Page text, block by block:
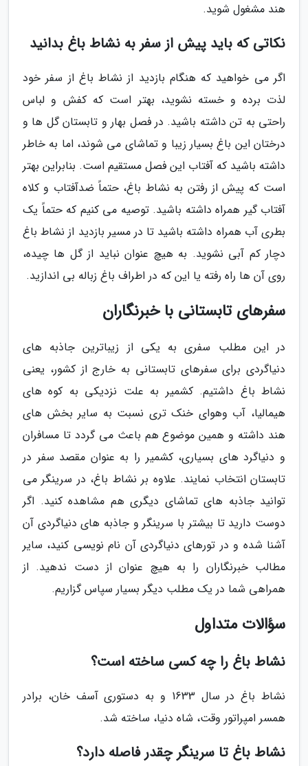
هند مشغول شوید.
نکاتی که باید پیش از سفر به نشاط باغ بدانید
اگر می خواهید که هنگام بازدید از نشاط باغ از سفر خود
لذت برده و خسته نشوید، بهتر است که کفش و لباس
راحتی به تن داشته باشید. در فصل بهار و تابستان گل ها و
درختان این باغ بسیار زیبا و تماشای می شوند، اما به خاطر
داشته باشید که آفتاب این فصل مستقیم است. بنابراین بهتر
است که پیش از رفتن به نشاط باغ، حتماً ضدآفتاب و کلاه
آفتاب گیر همراه داشته باشید. توصیه می کنیم که حتماً یک
بطری آب همراه داشته باشید تا در مسیر بازدید از نشاط باغ
دچار کم آبی نشوید. به هیچ عنوان نباید از گل ها چیده،
روی آن ها راه رفته یا این که در اطراف باغ زباله بی اندازید.
سفرهای تابستانی با خبرنگاران
در این مطلب سفری به یکی از زیباترین جاذبه های
دنیاگردی برای سفرهای تابستانی به خارج از کشور، یعنی
نشاط باغ داشتیم. کشمیر به علت نزدیکی به کوه های
هیمالیا، آب وهوای خنک تری نسبت به سایر بخش های
هند داشته و همین موضوع هم باعث می گردد تا مسافران
و دنیاگرد های بسیاری، کشمیر را به عنوان مقصد سفر در
تابستان انتخاب نمایند. علاوه بر نشاط باغ، در سرینگر می
توانید جاذبه های تماشای دیگری هم مشاهده کنید. اگر
دوست دارید تا بیشتر با سرینگر و جاذبه های دنیاگردی آن
آشنا شده و در تورهای دنیاگردی آن نام نویسی کنید، سایر
مطالب خبرنگاران را به هیچ عنوان از دست ندهید. از
همراهی شما در یک مطلب دیگر بسیار سپاس گزاریم.
سؤالات متداول
نشاط باغ را چه کسی ساخته است؟
نشاط باغ در سال 1633 و به دستوری آسف خان، برادر
همسر امپراتور وقت، شاه دنیا، ساخته شد.
نشاط باغ تا سرینگر چقدر فاصله دارد؟